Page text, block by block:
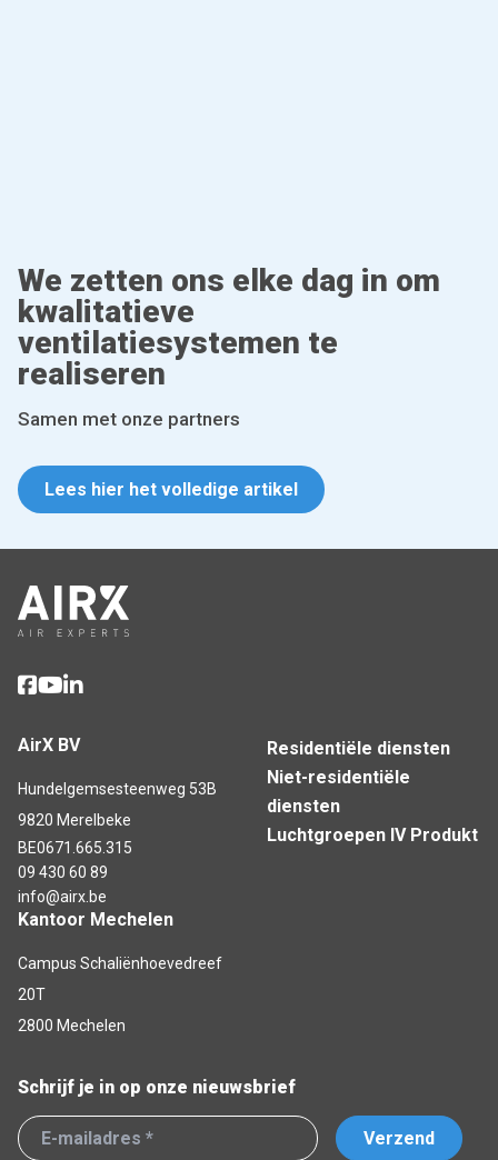
We zetten ons elke dag in om
kwalitatieve
ventilatiesystemen te
realiseren
Samen met onze partners
Lees hier het volledige artikel
AirX BV
Hundelgemsesteenweg 53B
9820 Merelbeke
BE0671.665.315
09 430 60 89
info@airx.be
Kantoor Mechelen
Campus Schaliënhoevedreef
20T
2800 Mechelen
Residentiële diensten
Niet-residentiële
diensten
Luchtgroepen IV Produkt
Schrijf je in op onze nieuwsbrief
Verzend